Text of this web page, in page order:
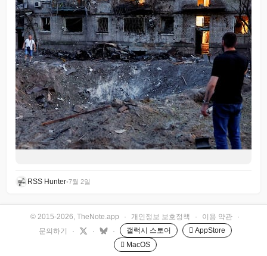
RSS Hunter•7월 2일
© 2015-2026, TheNote.app · 개인정보 보호정책 · 이용 약관
·
문의하기
· · · 갤럭시 스토어
 AppStore
 MacOS